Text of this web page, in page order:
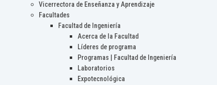
Vicerrectora de Enseñanza y Aprendizaje
Facultades
Facultad de Ingeniería
Acerca de la Facultad
Líderes de programa
Programas | Facultad de Ingeniería
Laboratorios
Expotecnológica